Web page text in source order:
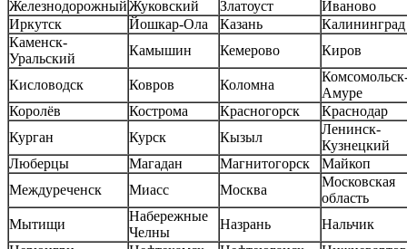
ЖелезнодорожныйЖуковский Златоуст
Иваново
Иркутск
Йошкар-Ола Казань
Калининград
Каменск-
Уральский
Камышин Кемерово Киров
Кисловодск Ковров Коломна
Амуре
Королёв
Кострома Красногорск
Краснодар
Курган
Курск Кызыл
Ленинск-
Кузнецкий
Люберцы
Магадан Магнитогорск
Майкоп
Междуреченск
Миасс Москва
Московская
область
Мытищи
Набережные
Челны
Назрань
Нальчик